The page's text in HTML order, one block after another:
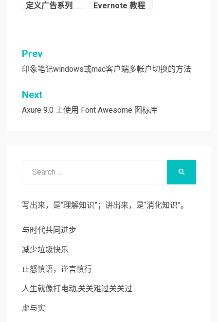
定义广告系列
Evernote 教程
文
章
导
航
Prev
印象笔记windows或mac客户端多帐户切换的方法
Next
Axure 9.0 上使用 Font Awesome 图标库
写出来，是“理解知识”；讲出来，是“消化知识”。
与时代共同进步
减少垃圾快乐
止怒慎语，谨言慎行
人生就像打电动,关关难过关关过
虚与实